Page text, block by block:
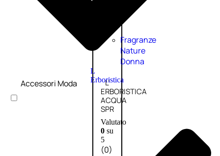
Fragranze
Nature
Donna
L
Erboristica
L’
ERBORISTICA
ACQUA
SPR
Valutato
0su
5
(0)
Accessori Moda